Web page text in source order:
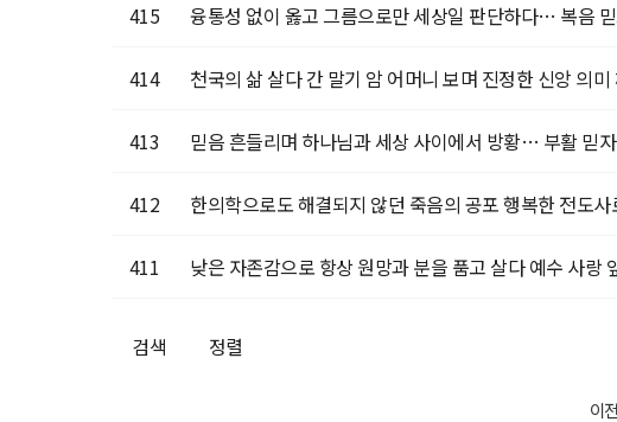
415 융통성 없이 옳고 그름으로만 세상일 판단하다… 복음
414 천국의 삶 살다 간 말기 암 어머니 보며 진정한 신앙 의
413 믿음 흔들리며 하나님과 세상 사이에서 방황… 부활 믿
412 한의학으로도 해결되지 않던 죽음의 공포 행복한 전도
411 낮은 자존감으로 항상 원망과 분을 품고 살다 예수 사랑
검색 정렬
이전